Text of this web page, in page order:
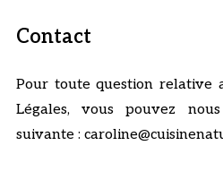
Contact
Pour toute question relative
Légales, vous pouvez
suivante :